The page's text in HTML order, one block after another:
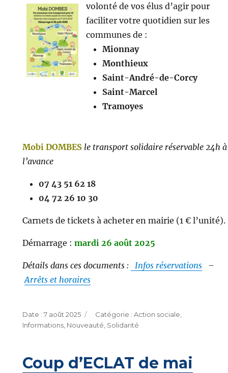
volonté de vos élus d’agir pour
faciliter votre quotidien sur les
communes de :
Mionnay
Monthieux
Saint-André-de-Corcy
Saint-Marcel
Tramoyes
Mobi DOMBES le transport solidaire réservable 24h à
l’avance
07 43 51 62 18
04 72 26 10 30
Carnets de tickets à acheter en mairie (1 € l’unité).
Démarrage : mardi 26 août 2025
Détails dans ces documents : Infos réservations–
Arrêts et horaires
Publié
le
7 août 2025 Catégories
Action sociale
Informations, Nouveauté Solidarité
Coup d’ECLAT de mai